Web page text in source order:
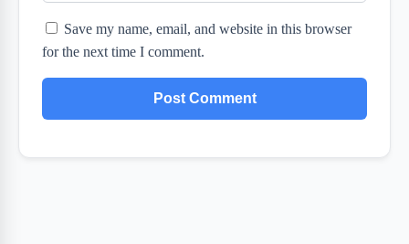
Save my name, email, and website in this browser
for the next time I comment.